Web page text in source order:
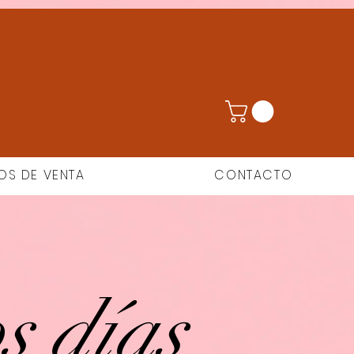
DE VENTA CONTACTO
días